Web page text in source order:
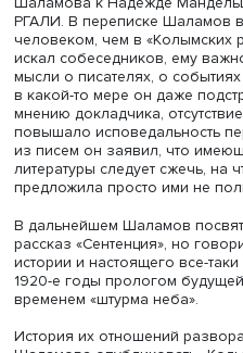
Фото: Высшая школа
Главным делом ее жизни
сохранение наследия
большую часть остатков
помнила наизусть и
от забвения, став